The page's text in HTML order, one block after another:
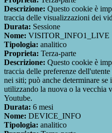
Descrizione: Questo cookie è
traccia delle visualizzazioni dei
Durata: Sessione
Nome: VISITOR_INFO1_LIVE
Tipologia: analitico
Proprieta: Terza-parte
Descrizione: Questo cookie è
traccia delle preferenze
nei siti; può anche determinare
utilizzando la nuova o la vecchia
Youtube.
Durata: 6 mesi
Nome: DEVICE_INFO
Tipologia: analitico